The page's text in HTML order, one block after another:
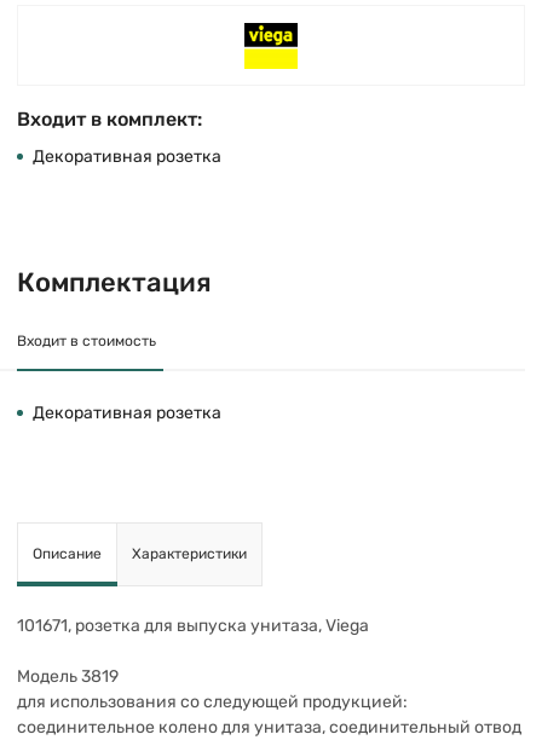
Входит в комплект:
Декоративная розетка
Комплектация
Входит в стоимость
Декоративная розетка
Описание Характеристики
101671, розетка для выпуска унитаза, Viega
Модель 3819
для использования со следующей продукцией:
соединительное колено для унитаза, соединительный отвод